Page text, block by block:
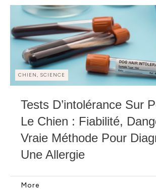
CHIEN, SCIENCE
Tests D’intolérance Sur
Le Chien : Fiabilité,
Vraie Méthode Pour
Une Allergie
More